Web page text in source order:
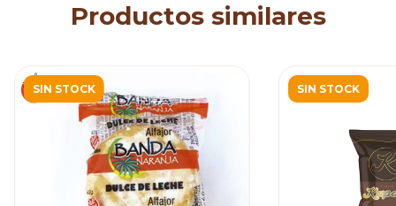
Productos similares
SIN STOCK SIN STOCK